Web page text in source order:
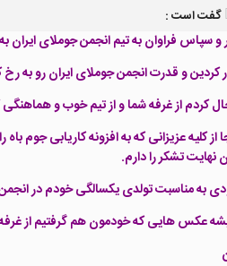
و سپاس فراوان به تیم انجمن جوملای
کردین و قدرت انجمن جوملای ایران رو به
کردم از غرفه شما و از تیم خوب و
کلیه عزیزانی که به افزونه کاریابی جوم
تشکر را دارم.
به مناسبت تولدی یکسالگی خودم در
عکس هایی که خودمون هم گرفتیم از غرفه